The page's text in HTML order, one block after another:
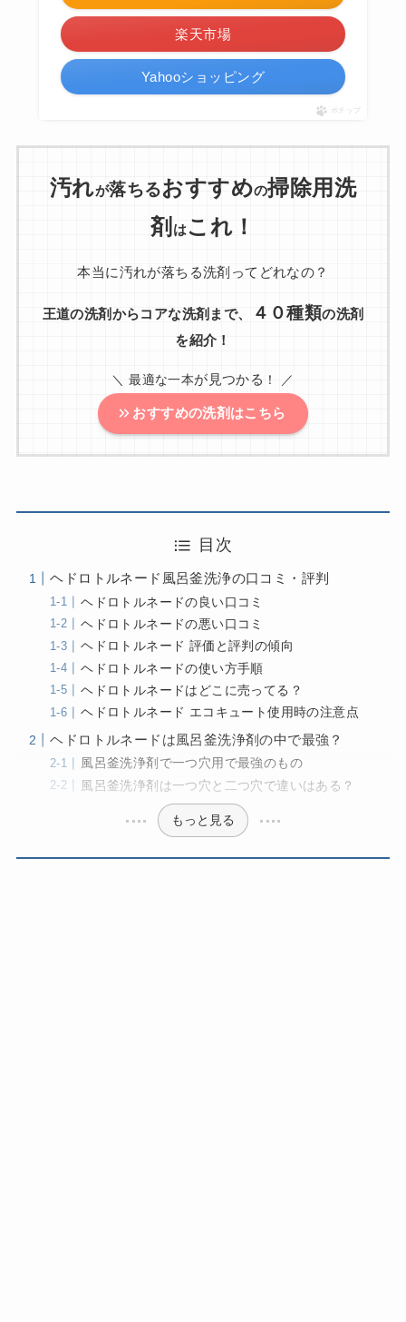
楽天市場
Yahooショッピング
ポチップ
汚れが落ちるおすすめの掃除用洗
剤 はこれ！
本当に汚れが落ちる洗剤ってどれなの？
王道の洗剤からコアな洗剤まで、 ４０種類の洗剤
を紹介！
＼ 最適な一本が見つかる ！ ／
おすすめの洗剤はこちら
目次
ヘドロトルネード風呂釜洗浄の口コミ・評判
ヘドロトルネードの良い口コミ
ヘドロトルネードの悪い口コミ
ヘドロトルネード 評価と評判の傾向
ヘドロトルネードの使い方手順
ヘドロトルネードはどこに売ってる？
ヘドロトルネード エコキュート使用時の注意点
ヘドロトルネードは風呂釜洗浄剤の中で最強？
風呂釜洗浄剤で一つ穴用で最強のもの
風呂釜洗浄剤は一つ穴と二つ穴で違いはある？
もっと見る